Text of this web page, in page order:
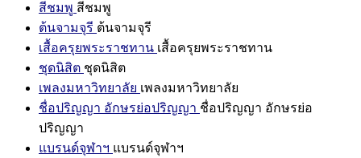
สีชมพู สีชมพู
ต้นจามจุรี ต้นจามจุรี
เสื้อครุยพระราชทาน เสื้อครุยพระราชทาน
ชุดนิสิต ชุดนิสิต
เพลงมหาวิทยาลัย เพลงมหาวิทยาลัย
ชื่อปริญญา อักษรย่อปริญญา ชื่อปริญญา อักษรย่อ
ปริญญา
แบรนด์จุฬาฯ แบรนด์จุฬาฯ